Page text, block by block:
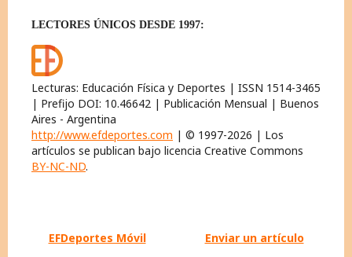
LECTORES ÚNICOS DESDE 1997:
Lecturas: Educación Física y Deportes | ISSN 1514-3465
| Prefijo DOI: 10.46642 | Publicación Mensual | Buenos
Aires - Argentina
http://www.efdeportes.com | © 1997-2026 | Los
artículos se publican bajo licencia Creative Commons
BY-NC-ND.
EFDeportes Móvil Enviar un artículo